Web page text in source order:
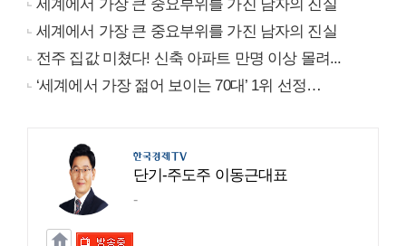
세계에서 가장 큰 중요부위를 가진 남자의 진실
세계에서 가장 큰 중요부위를 가진 남자의 진실
전주 집값 미쳤다! 신축 아파트 만명 이상 몰려...
‘세계에서 가장 젊어 보이는 70대’ 1위 선정…
단기-주도주 이동근대표
-